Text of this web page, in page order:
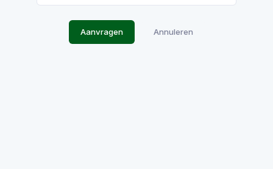
Aanvragen Annuleren